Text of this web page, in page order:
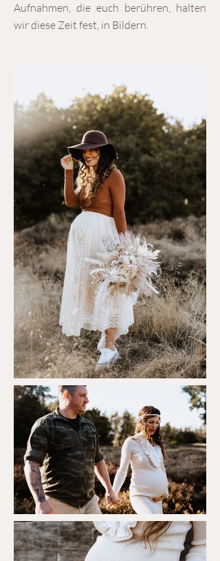
Aufnahmen, die euch berühren, halten
wir diese Zeit fest, in Bildern.